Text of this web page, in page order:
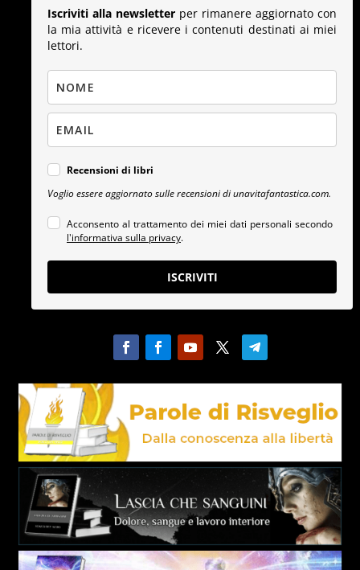
Iscriviti alla newsletter per rimanere aggiornato con
la mia attività e ricevere i contenuti destinati ai miei
lettori.
Recensioni di libri
Voglio essere aggiornato sulle recensioni di unavitafantastica.com.
Acconsento al trattamento dei miei dati personali secondo
l'informativa sulla privacy.
ISCRIVITI